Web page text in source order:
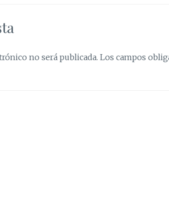
no será publicada. Los campos